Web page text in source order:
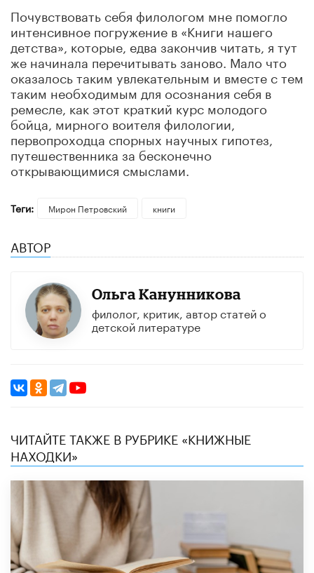
Почувствовать себя филологом мне помогло
интенсивное погружение в «Книги нашего
детства», которые, едва закончив читать, я тут
же начинала перечитывать заново. Мало что
оказалось таким увлекательным и вместе с тем
таким необходимым для осознания себя в
ремесле, как этот краткий курс молодого
бойца, мирного воителя филологии,
первопроходца спорных научных гипотез,
путешественника за бесконечно
открывающимися смыслами.
Теги: Мирон Петровский книги
АВТОР
Ольга Канунникова
филолог, критик, автор статей о
детской литературе
ЧИТАЙТЕ ТАКЖЕ В РУБРИКЕ «КНИЖНЫЕ
НАХОДКИ»